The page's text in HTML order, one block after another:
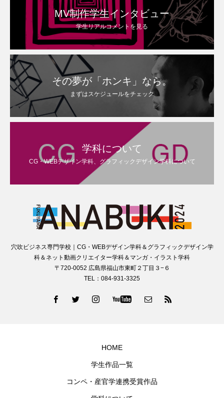
MV制作学生インタビュー
学生リアルコメントを見る
その夢が「ホンキ」なら。
まずはスケジュールをチェック
学科について
CG・WEBデザイン学科、グラフィックデザイン学科について
穴吹ビジネス専門学校｜CG・WEBデザイン学科＆グラフィックデザイン学
科＆ネット動画クリエイター学科＆マンガ・イラスト学科
〒720-0052 広島県福山市東町２丁目３−６
TEL：084-931-3325
HOME
学生作品一覧
コンペ・産官学連携受賞作品